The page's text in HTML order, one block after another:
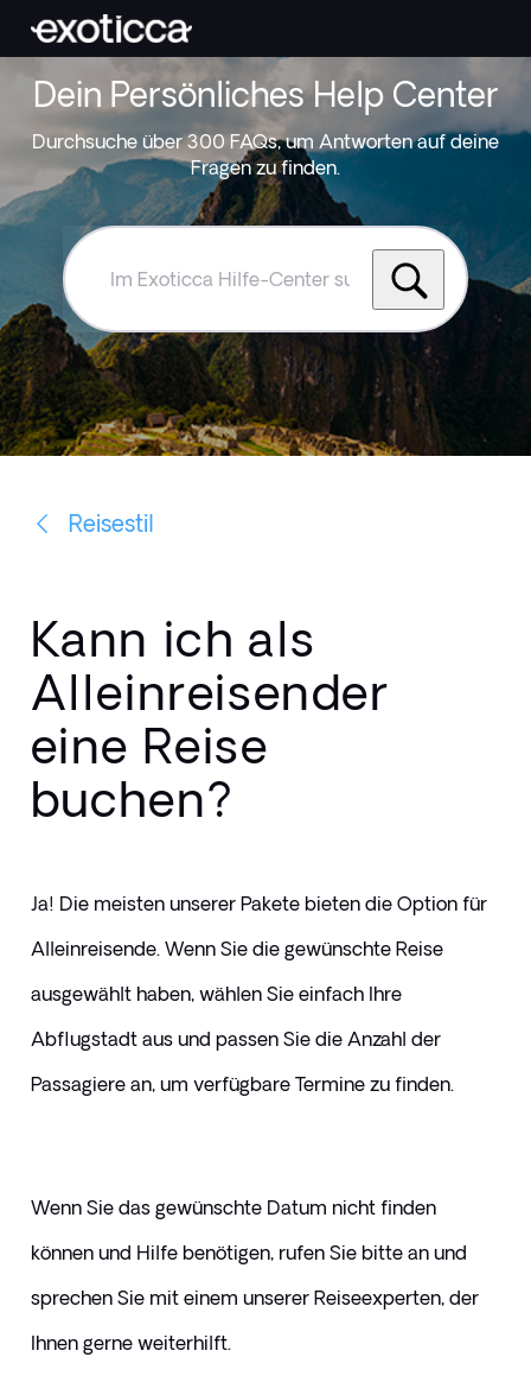
Dein Persönliches Help Center
Durchsuche über 300 FAQs, um Antworten auf deine
Fragen zu finden.
Hilfe-
Center
suchen
Reisestil
Kann ich als
Alleinreisender
eine Reise
buchen?
Ja! Die meisten unserer Pakete bieten die Option für
Alleinreisende. Wenn Sie die gewünschte Reise
ausgewählt haben, wählen Sie einfach Ihre
Abflugstadt aus und passen Sie die Anzahl der
Passagiere an, um verfügbare Termine zu finden.
Wenn Sie das gewünschte Datum nicht finden
können und Hilfe benötigen, rufen Sie bitte an und
sprechen Sie mit einem unserer Reiseexperten, der
Ihnen gerne weiterhilft.